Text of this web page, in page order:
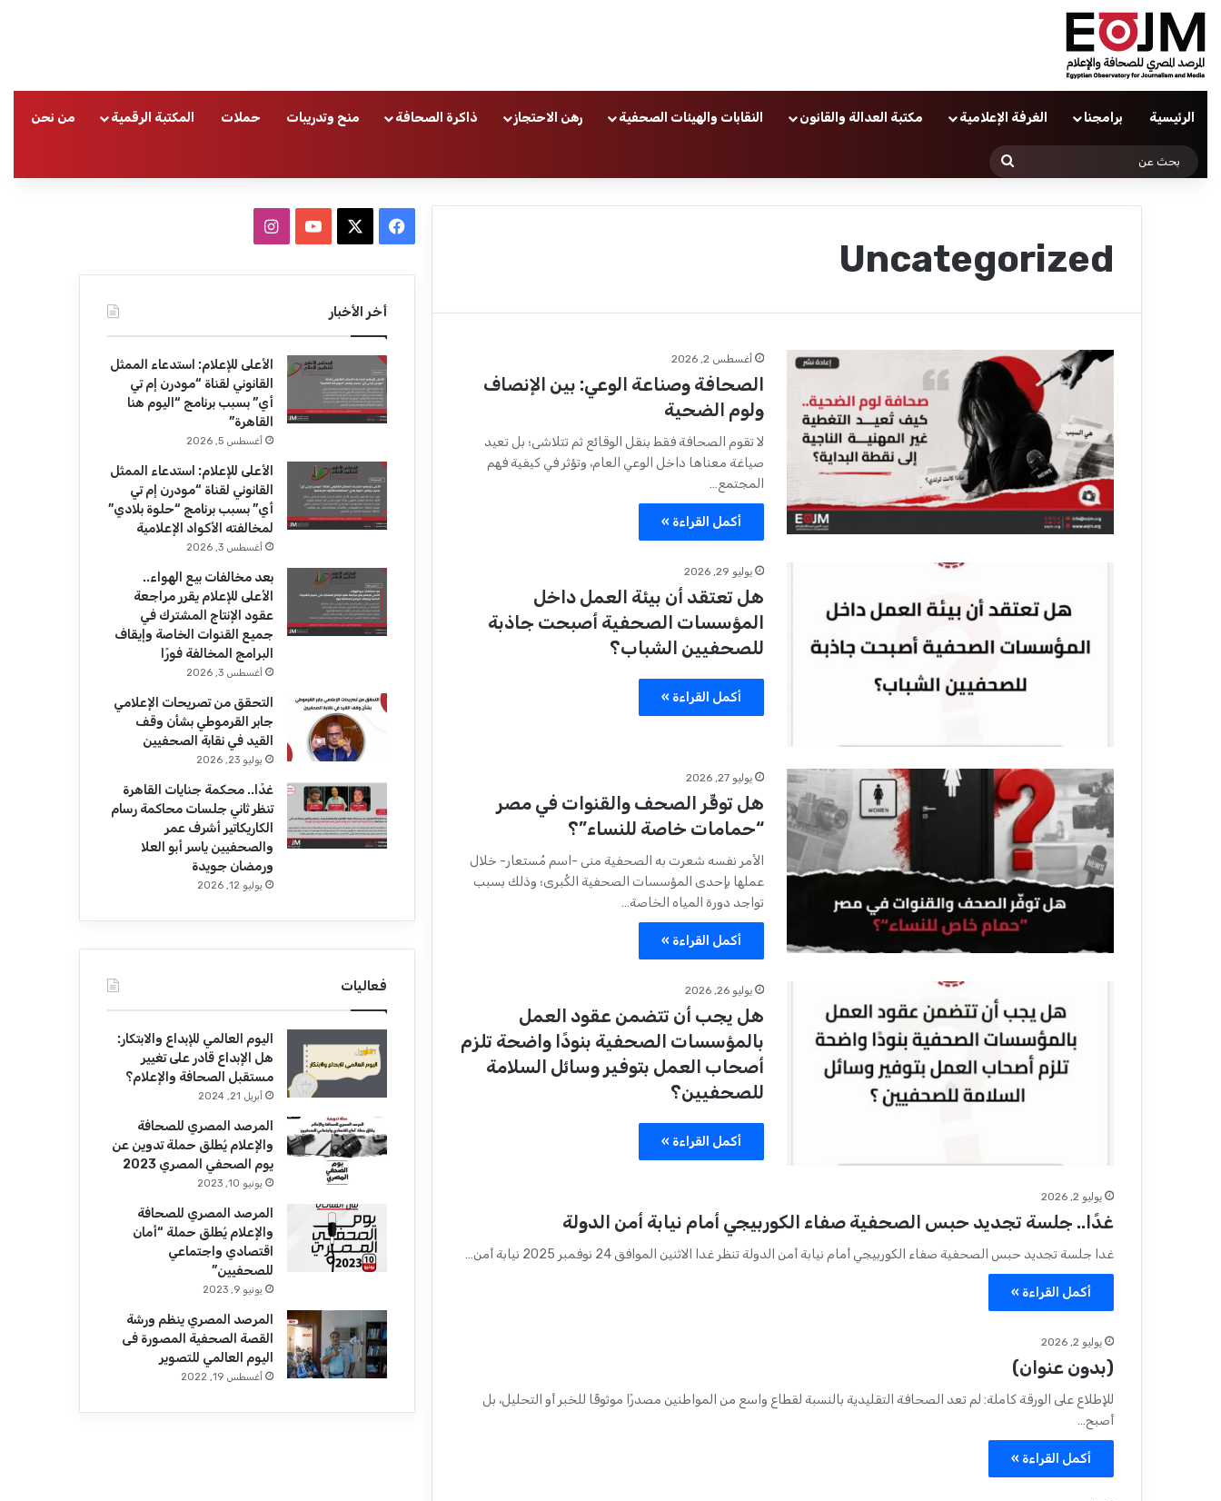
الرئيسية برامجنا الغرفة الإعلامية مكتبة العدالة والقانون النقابات والهيئات الصحفية رهن الاحتجاز ذاكرة الصحافة منح وتدريبات حملات المكتبة الرقمية من نحن
Uncategorized
أغسطس 2, 2026
الصحافة وصناعة الوعي: بين الإنصاف
ولوم الضحية
لا تقوم الصحافة فقط بنقل الوقائع ثم تتلاشى؛ بل تعيد
صياغة معناها داخل الوعي العام، وتؤثر في كيفية فهم
المجتمع…
أكمل القراءة »
يوليو 29, 2026
هل تعتقد أن بيئة العمل داخل
المؤسسات الصحفية أصبحت جاذبة
للصحفيين الشباب؟
أكمل القراءة »
يوليو 27, 2026
هل توفِّر الصحف والقنوات في مصر
“حمامات خاصة للنساء”؟
الأمر نفسه شعرت به الصحفية منى -اسم مُستعار- خلال
عملها بإحدى المؤسسات الصحفية الكُبرى؛ وذلك بسبب
تواجد دورة المياه الخاصة…
أكمل القراءة »
يوليو 26, 2026
هل يجب أن تتضمن عقود العمل
بالمؤسسات الصحفية بنودًا واضحة تلزم
أصحاب العمل بتوفير وسائل السلامة
للصحفيين؟
أكمل القراءة »
يوليو 2, 2026
غدًا.. جلسة تجديد حبس الصحفية صفاء الكوربيجي أمام نيابة أمن الدولة
غدا جلسة تجديد حبس الصحفية صفاء الكوربيجي أمام نيابة أمن الدولة تنظر غدا الاثنين الموافق 24 نوفمبر 2025 نيابة أمن…
أكمل القراءة »
يوليو 2, 2026
(بدون عنوان)
للإطلاع على الورقة كاملة: لم تعد الصحافة التقليدية بالنسبة لقطاع واسع من المواطنين مصدرًا موثوقًا للخبر أو التحليل، بل
أصبح…
أكمل القراءة »
ب
و
ك
u
T
u
e
ا
ت
ق
ر
ا
م
أخر الأخبار
الأعلى للإعلام: استدعاء الممثل
القانوني لقناة “مودرن إم تي
أي” بسبب برنامج “اليوم هنا
القاهرة”
أغسطس 5, 2026
الأعلى للإعلام: استدعاء الممثل
القانوني لقناة “مودرن إم تي
أي” بسبب برنامج “حلوة بلادي”
لمخالفته الأكواد الإعلامية
أغسطس 3, 2026
بعد مخالفات بيع الهواء..
الأعلى للإعلام يقرر مراجعة
عقود الإنتاج المشترك في
جميع القنوات الخاصة وإيقاف
البرامج المخالفة فورًا
أغسطس 3, 2026
التحقق من تصريحات الإعلامي
جابر القرموطي بشأن وقف
القيد في نقابة الصحفيين
يوليو 23, 2026
غدًا.. محكمة جنايات القاهرة
تنظر ثاني جلسات محاكمة رسام
الكاريكاتير أشرف عمر
والصحفيين ياسر أبو العلا
ورمضان جويدة
يوليو 12, 2026
فعاليات
اليوم العالمي للإبداع والابتكار:
هل الإبداع قادر على تغيير
مستقبل الصحافة والإعلام؟
أبريل 21, 2024
المرصد المصري للصحافة
والإعلام يُطلق حملة تدوين عن
يوم الصحفي المصري 2023
يونيو 10, 2023
المرصد المصري للصحافة
والإعلام يُطلق حملة “أمان
اقتصادي واجتماعي
للصحفيين”
يونيو 9, 2023
المرصد المصري ينظم ورشة
القصة الصحفية المصورة فى
اليوم العالمي للتصوير
أغسطس 19, 2022